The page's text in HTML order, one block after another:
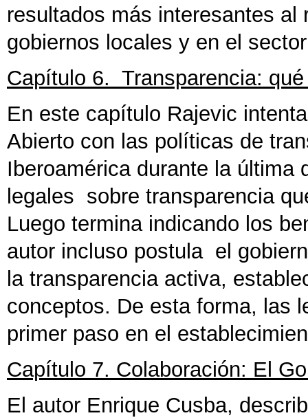
resultados más interesantes
gobiernos locales y en el
Capítulo 6. Transparencia:
En este capítulo Rajevic
Abierto con las políticas de
Iberoamérica durante la última
legales sobre transparencia
Luego termina indicando los
autor incluso postula el
la transparencia activa,
conceptos. De esta forma, las
primer paso en el
Capítulo 7. Colaboración: El
El autor Enrique Cusba,